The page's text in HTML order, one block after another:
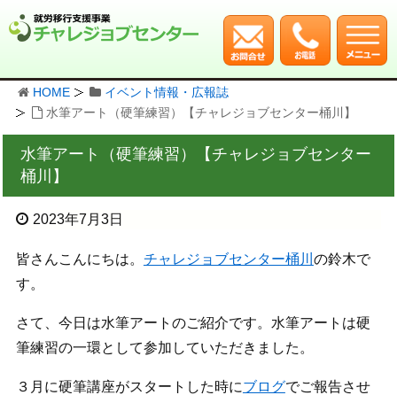
HOME
イベント情報・広報誌
水筆アート（硬筆練習）【チャレジョブセンター桶川】
水筆アート（硬筆練習）【チャレジョブセンター
桶川】
2023年7月3日
皆さんこんにちは。 チャレジョブセンター桶川 の鈴木で
す。
さて、今日は水筆アートのご紹介です。水筆アートは硬
筆練習の一環として参加していただきました。
３月に硬筆講座がスタートした時にブログでご報告させ